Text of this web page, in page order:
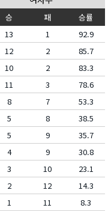
승 패
승률
13 1
92.9
12 2
85.7
10 2
83.3
11 3
78.6
8 7
53.3
5 8
38.5
5 9
35.7
4 9
30.8
3 10
23.1
2 12
14.3
1 11 8.3